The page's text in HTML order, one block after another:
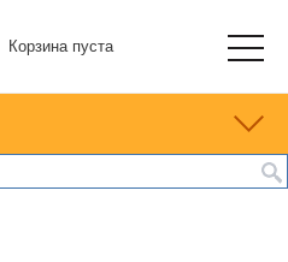
Корзина пуста